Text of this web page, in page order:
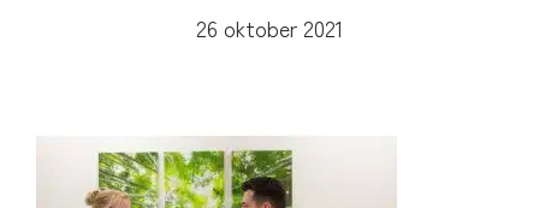
26 oktober 2021